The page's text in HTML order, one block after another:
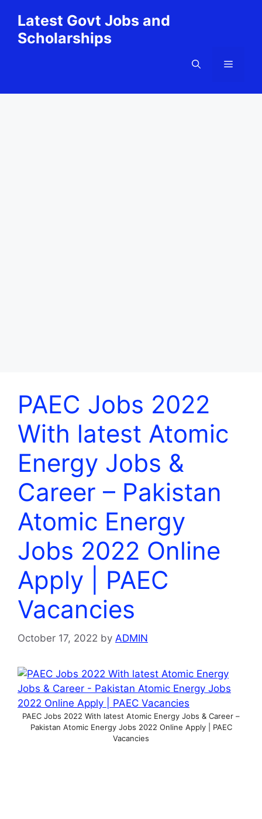
content
Latest Govt Jobs and
Scholarships
Menu
PAEC Jobs 2022
With latest Atomic
Energy Jobs &
Career – Pakistan
Atomic Energy
Jobs 2022 Online
Apply | PAEC
Vacancies
October 17, 2022 by ADMIN
PAEC Jobs 2022 With latest Atomic Energy Jobs & Career –
Pakistan Atomic Energy Jobs 2022 Online Apply | PAEC
Vacancies